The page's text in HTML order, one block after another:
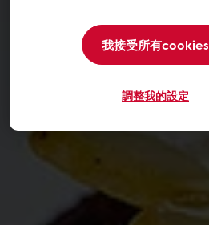
我接受所有cookies
調整我的設定